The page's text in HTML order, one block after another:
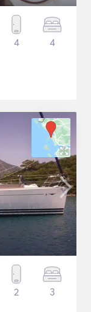
4 4
2 3